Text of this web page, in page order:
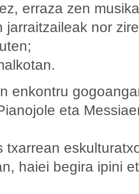
erraza zen
jarraitzaileak nor
enkontru
eta
txarrean
haiei begira ipini